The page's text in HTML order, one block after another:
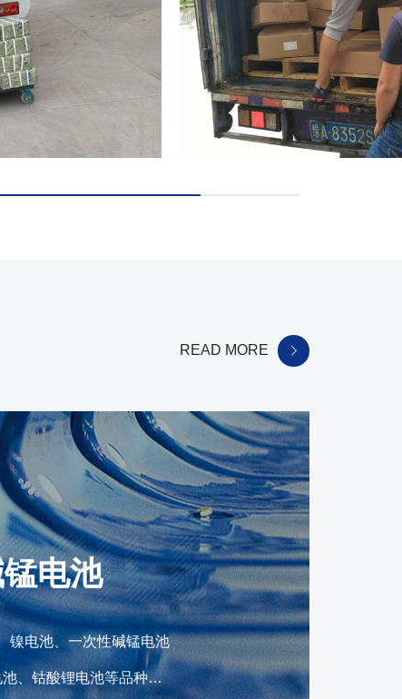
READ MORE
电池
电池、一次性碱锰电池
、钴酸锂电池等品种齐